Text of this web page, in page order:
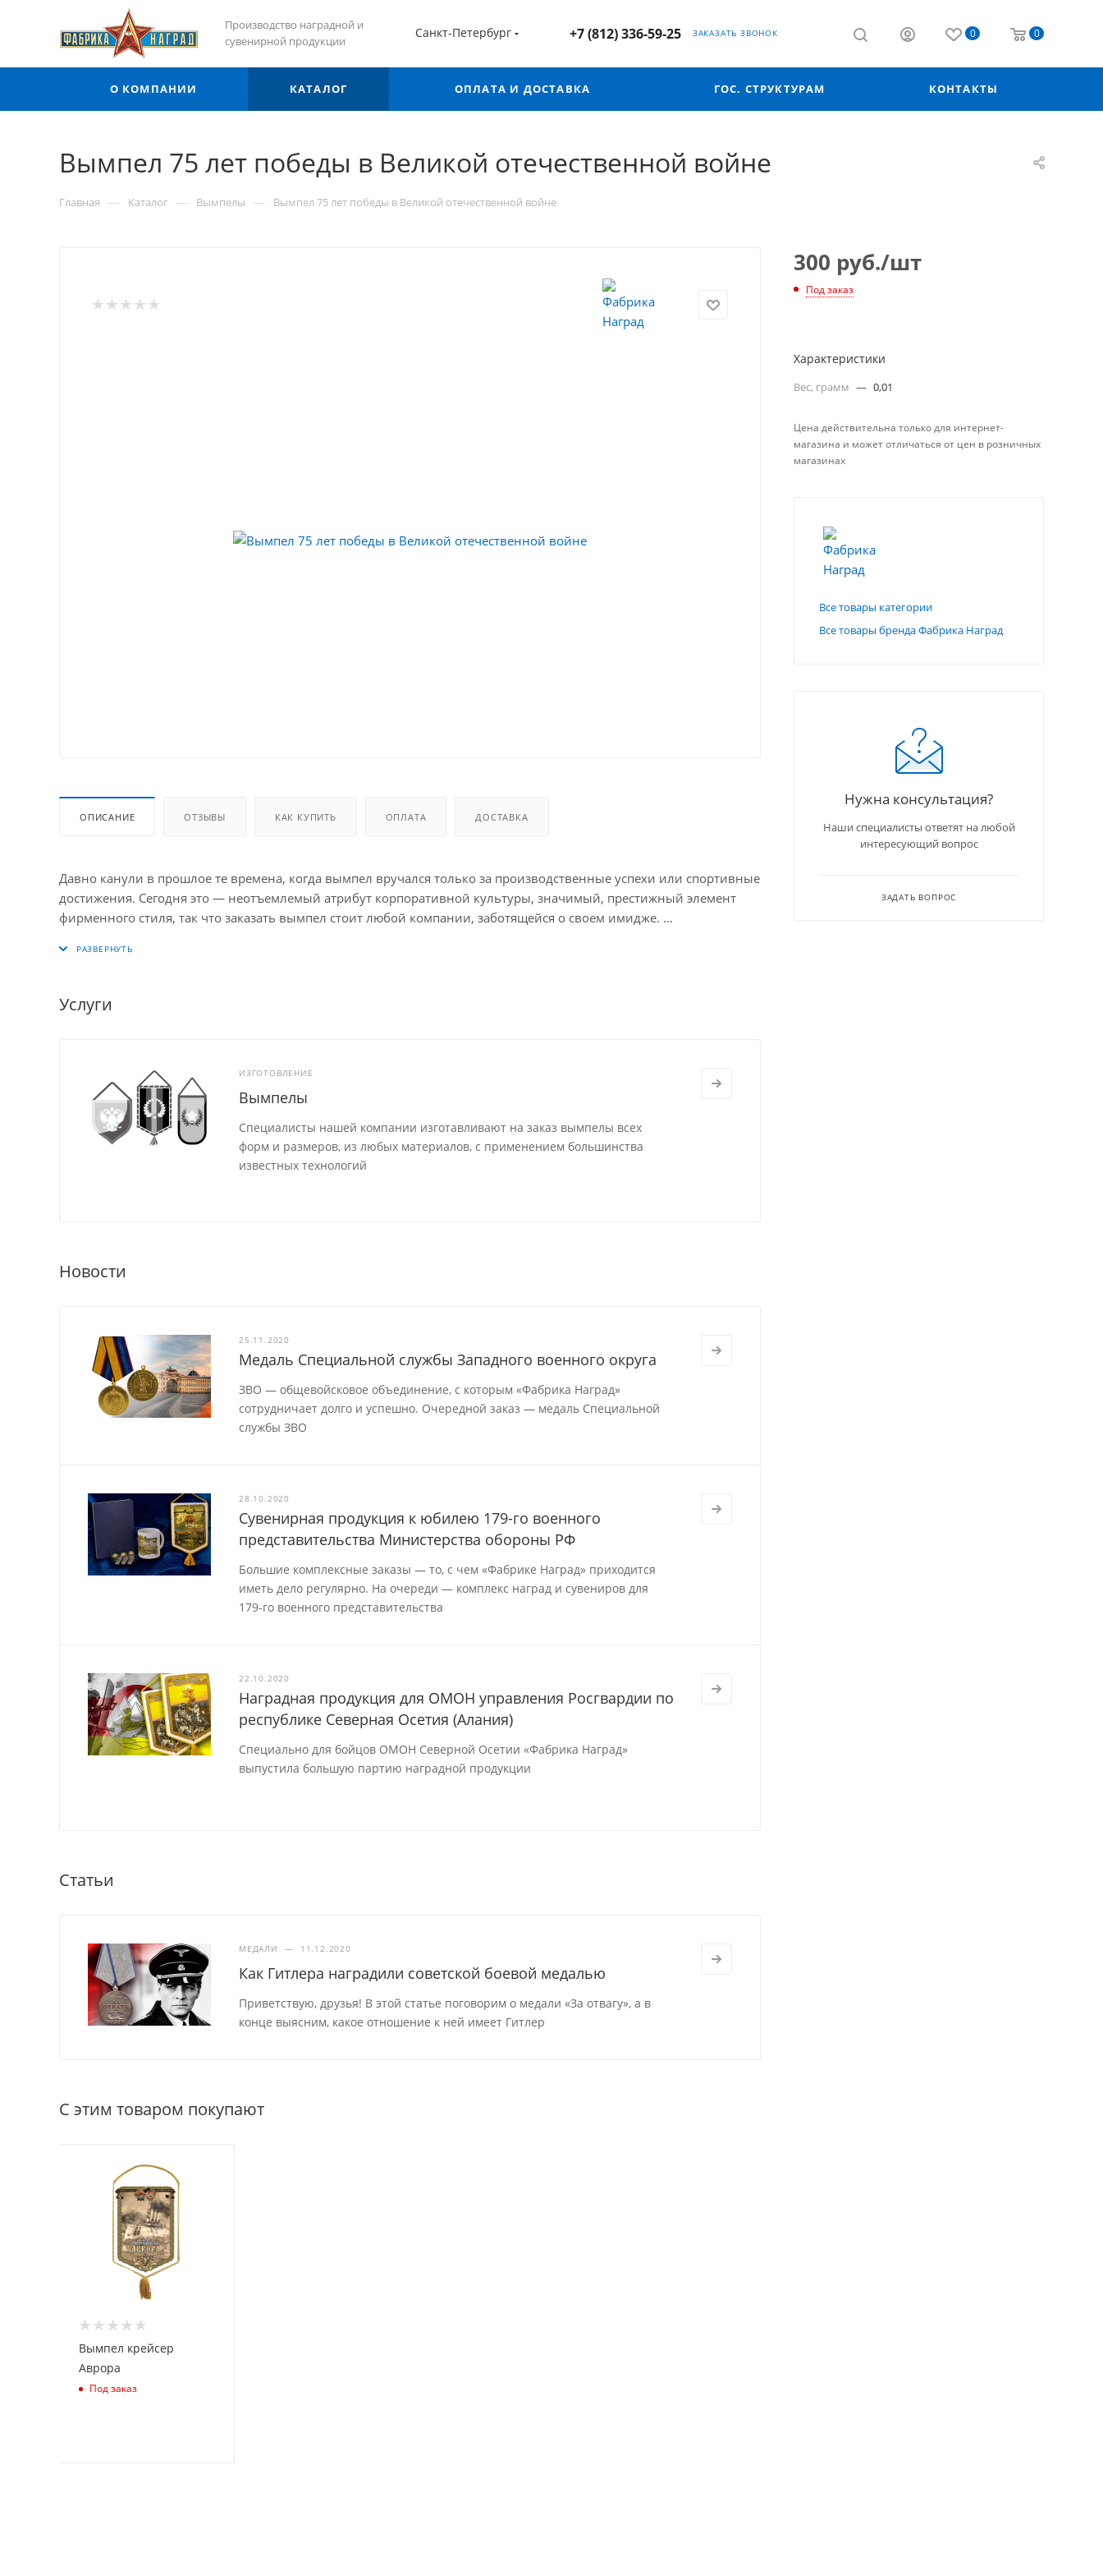
Производство наградной и
сувенирной продукции
Санкт-Петербург +7 (812) 336-59-25 ЗАКАЗАТЬ ЗВОНОК 0 0
О КОМПАНИИ КАТАЛОГ ОПЛАТА И ДОСТАВКА ГОС. СТРУКТУРАМ КОНТАКТЫ
Вымпел 75 лет победы в Великой отечественной войне
Главная — Каталог — Вымпелы — Вымпел 75 лет победы в Великой отечественной войне
ОПИСАНИЕ ОТЗЫВЫ КАК КУПИТЬ ОПЛАТА ДОСТАВКА
Давно канули в прошлое те времена, когда вымпел вручался только за производственные успехи или спортивные
достижения. Сегодня это — неотъемлемый атрибут корпоративной культуры, значимый, престижный элемент
фирменного стиля, так что заказать вымпел стоит любой компании, заботящейся о своем имидже.
Вымпел , изготовление которого ПК «Фабрика Наград» приурочила к памятной дате — 75-летию Великой победы,
шнуром. В его оформлении использована фотография, запечатлевшая ключевое событие победной весны. На
этом снимке, сделанном 8 мая 1945 г., рядовые Егоров и Кантария водружают над берлинским Рейхстагом красное
Услуги
ИЗГОТОВЛЕНИЕ
Вымпелы
Специалисты нашей компании изготавливают на заказ вымпелы всех
форм и размеров, из любых материалов, с применением большинства
известных технологий
Новости
25.11.2020
Медаль Специальной службы Западного военного округа
ЗВО — общевойсковое объединение, с которым «Фабрика Наград»
сотрудничает долго и успешно. Очередной заказ — медаль Специальной
службы ЗВО
28.10.2020
Сувенирная продукция к юбилею 179-го военного
представительства Министерства обороны РФ
Большие комплексные заказы — то, с чем «Фабрике Наград» приходится
иметь дело регулярно. На очереди — комплекс наград и сувениров для
179-го военного представительства
22.10.2020
Наградная продукция для ОМОН управления Росгвардии по
республике Северная Осетия (Алания)
Специально для бойцов ОМОН Северной Осетии «Фабрика Наград»
выпустила большую партию наградной продукции
Статьи
МЕДАЛИ — 11.12.2020
Как Гитлера наградили советской боевой медалью
Приветствую, друзья! В этой статье поговорим о медали «За отвагу», а в
конце выясним, какое отношение к ней имеет Гитлер
С этим товаром покупают
Вымпел крейсер
Аврора
Под заказ
300 руб./шт
Под заказ
Характеристики
Вес, грамм — 0,01
Цена действительна только для интернет-
магазина и может отличаться от цен в розничных
магазинах
Все товары категории
Все товары бренда Фабрика Наград
Нужна консультация?
Наши специалисты ответят на любой
интересующий вопрос
ЗАДАТЬ ВОПРОС